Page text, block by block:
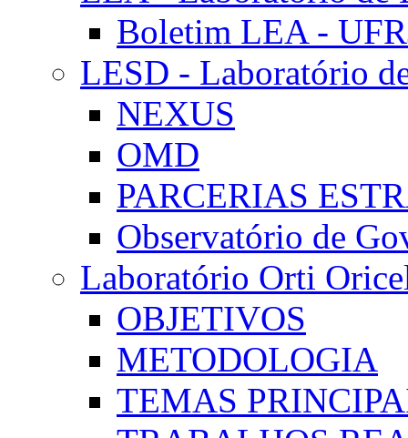
Boletim LEA -
LESD - Laboratório
NEXUS
OMD
PARCERIAS
Observatório de
Laboratório Orti
OBJETIVOS
METODOLOGIA
TEMAS